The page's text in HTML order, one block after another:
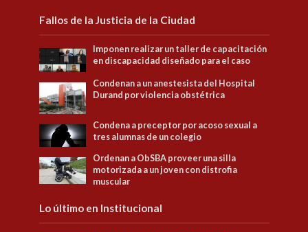
Fallos de la Justicia de la Ciudad
Imponen realizar un taller de capacitación
en discapacidad diseñado para el caso
Condenan a un anestesista del Hospital
Durand por violencia obstétrica
Condena a preceptor por acoso sexual a
tres alumnas de un colegio
Ordenan a ObSBA proveer una silla
motorizada a un joven con distrofia
muscular
Lo último en Institucional